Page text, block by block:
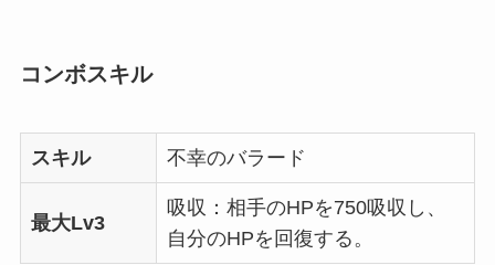
コンボスキル
スキル 不幸のバラード
最大Lv3
吸収：相手のHPを750吸収し、
自分のHPを回復する。